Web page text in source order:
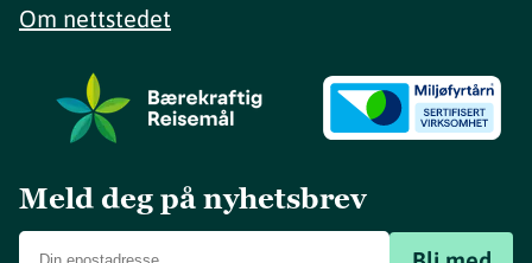
Om nettstedet
Meld deg på nyhetsbrev